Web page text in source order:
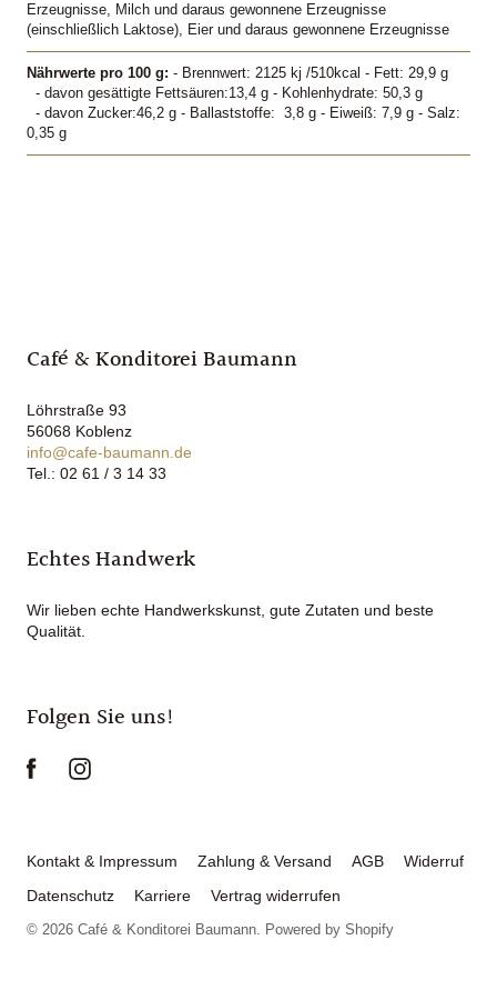
Erzeugnisse, Milch und daraus gewonnene Erzeugnisse
(einschließlich Laktose), Eier und daraus gewonnene Erzeugnisse
Nährwerte pro 100 g: - Brennwert: 2125 kj /510kcal - Fett: 29,9 g
- davon gesättigte Fettsäuren:13,4 g - Kohlenhydrate: 50,3 g
- davon Zucker:46,2 g - Ballaststoffe: 3,8 g - Eiweiß: 7,9 g - Salz:
0,35 g
Café & Konditorei Baumann
Löhrstraße 93
56068 Koblenz
info@cafe-baumann.de
Tel.: 02 61 / 3 14 33
Echtes Handwerk
Wir lieben echte Handwerkskunst, gute Zutaten und beste
Qualität.
Folgen Sie uns!
Kontakt & Impressum Zahlung & Versand AGB
Widerruf
Datenschutz
Karriere Vertrag widerrufen
© 2026 Café & Konditorei Baumann. Powered by Shopify